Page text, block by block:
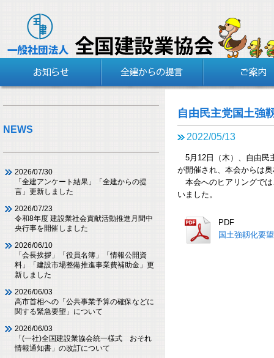
自由民主党国土強
2022/05/13
5月12日（木）、自由民
が開催され、本会からは
本会へのヒアリングでは
いました。
PDF
国土強靱化要
NEWS
2026/07/30
「全建アンケート結果」「全建からの提
言」更新しました
2026/07/23
令和8年度 建設業社会貢献活動推進月間中
央行事を開催しました
2026/06/10
「会長挨拶」「役員名簿」「情報公開資
料」「建設市場整備推進事業費補助金」更
新しました
2026/06/03
高市首相への「公共事業予算の確保などに
関する緊急要望」について
2026/06/03
「(一社)全国建設業協会統一様式 おそれ
情報通知書」の改訂について